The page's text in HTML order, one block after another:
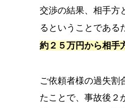
交渉の結果、相手方
るということである
約２５万円から相手
ご依頼者様の過失割
たことで、事故後２